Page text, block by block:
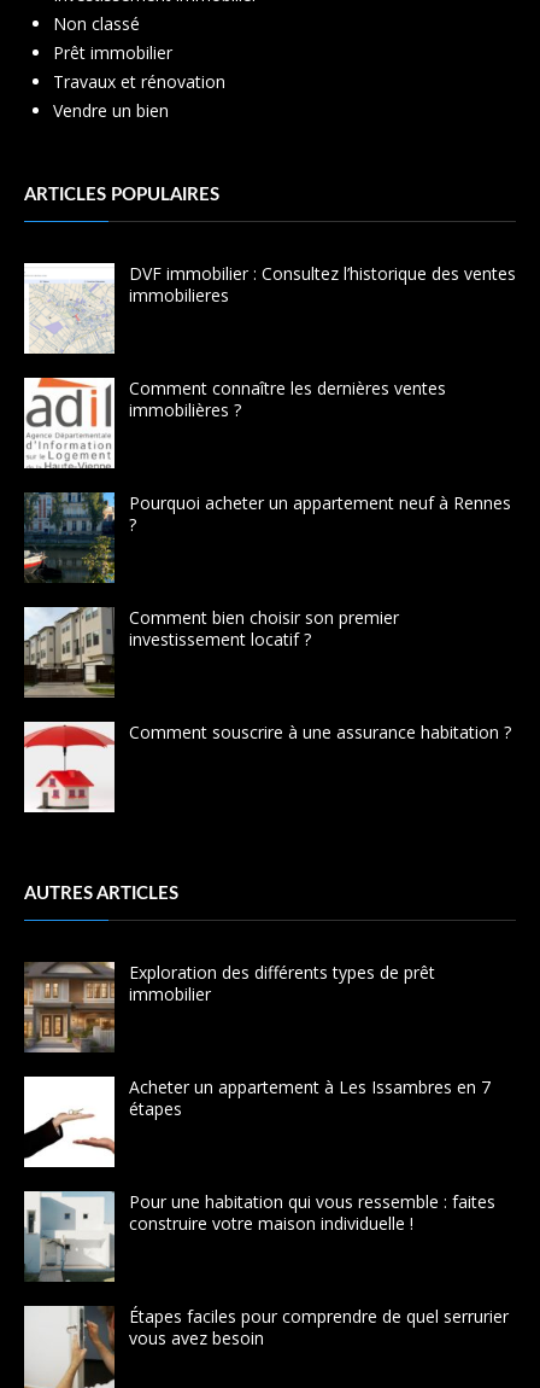
Non classé
Prêt immobilier
Travaux et rénovation
Vendre un bien
ARTICLES POPULAIRES
DVF immobilier : Consultez l’historique des ventes
immobilieres
Comment connaître les dernières ventes
immobilières ?
Pourquoi acheter un appartement neuf à Rennes
?
Comment bien choisir son premier
investissement locatif ?
Comment souscrire à une assurance habitation ?
AUTRES ARTICLES
Exploration des différents types de prêt
immobilier
Acheter un appartement à Les Issambres en 7
étapes
Pour une habitation qui vous ressemble : faites
construire votre maison individuelle !
Étapes faciles pour comprendre de quel serrurier
vous avez besoin